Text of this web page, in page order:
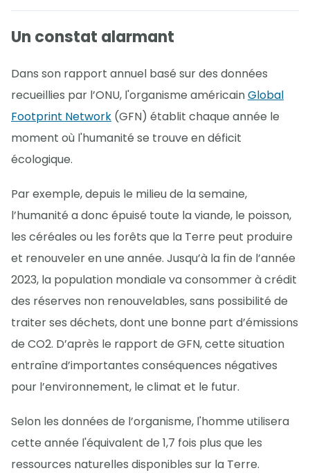
Un constat alarmant
Dans son rapport annuel basé sur des données
recueillies par l’ONU, l'organisme américainGlobal
Footprint Network (GFN) établit chaque année le
moment où l'humanité se trouve en déficit
écologique.
Par exemple, depuis le milieu de la semaine,
l’humanité a donc épuisé toute la viande, le poisson,
les céréales ou les forêts que la Terre peut produire
et renouveler en une année. Jusqu’à la fin de l’année
2023, la population mondiale va consommer à crédit
des réserves non renouvelables, sans possibilité de
traiter ses déchets, dont une bonne part d’émissions
de CO2. D’après le rapport de GFN, cette situation
entraîne d’importantes conséquences négatives
pour l’environnement, le climat et le futur.
Selon les données de l’organisme, l'homme utilisera
cette année l'équivalent de 1,7 fois plus que les
ressources naturelles disponibles sur la Terre.